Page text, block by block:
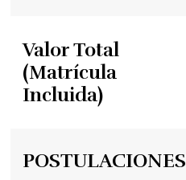
Valor Total
(Matrícula
Incluida)
POSTULACIONES